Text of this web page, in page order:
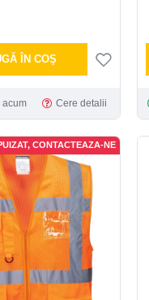
ÎN COŞ
acum Cere detalii
CONTACTEAZA-NE